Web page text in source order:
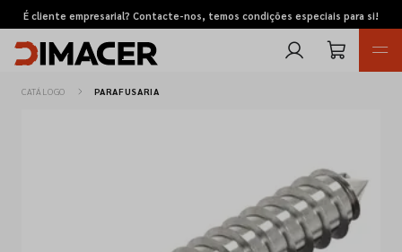
É cliente empresarial? Contacte-nos, temos condições especiais para si!
CATÁLOGO PARAFUSARIA